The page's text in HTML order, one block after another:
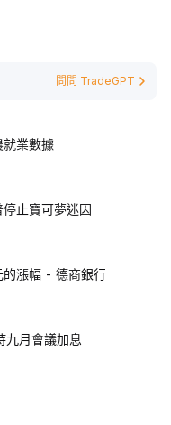
問問 TradeGPT
就業數據
止寶可夢迷因
的漲幅 - 德商銀行
九月會議加息